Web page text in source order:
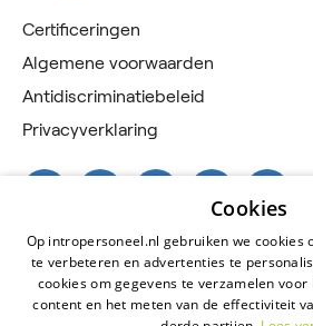
Certificeringen
Algemene voorwaarden
Antidiscriminatiebeleid
Privacyverklaring
Cookies
Op intropersoneel.nl gebruiken we cookies
te verbeteren en advertenties te
cookies om gegevens te verzamelen
content en het meten van de effectiviteit